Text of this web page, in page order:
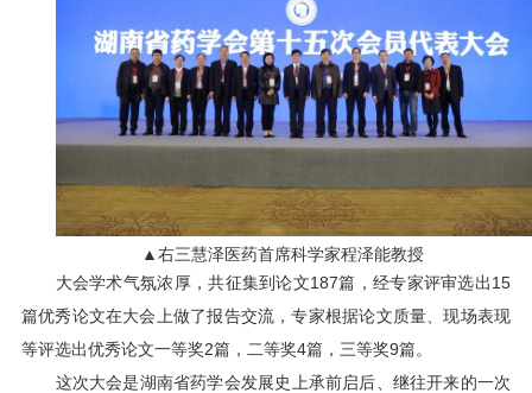
▲右三慧泽医药首席科学家程泽能教授
大会学术气氛浓厚，共征集到论文187篇，经专家评审选出15
篇优秀论文在大会上做了报告交流，专家根据论文质量、现场表现
等评选出优秀论文一等奖2篇，二等奖4篇，三等奖9篇。
这次大会是湖南省药学会发展史上承前启后、继往开来的一次